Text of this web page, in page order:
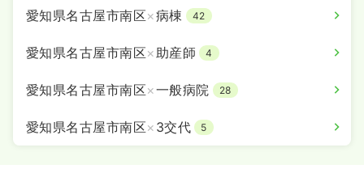
愛知県名古屋市南区×病棟 42
愛知県名古屋市南区× 助産師 4
愛知県名古屋市南区×一般病院 28
愛知県名古屋市南区× 3交代 5